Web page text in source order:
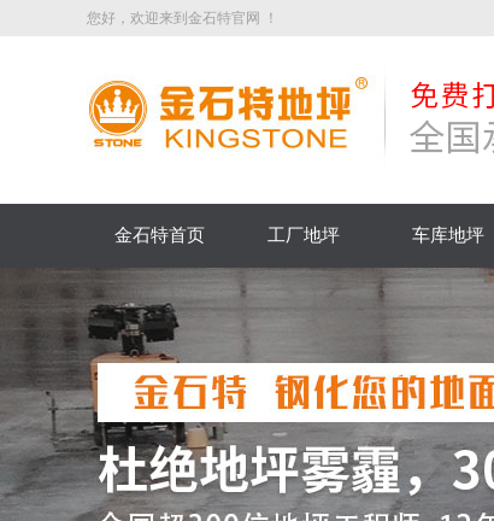
您好，欢迎来到金石特官网 ！
金石特首页 工厂地坪 车库地坪